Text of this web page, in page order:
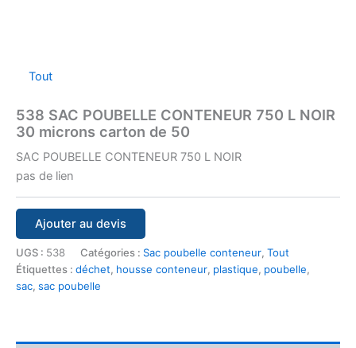
Tout
538 SAC POUBELLE CONTENEUR 750 L NOIR
30 microns carton de 50
SAC POUBELLE CONTENEUR 750 L NOIR
pas de lien
Ajouter au devis
UGS : 538 Catégories : Sac poubelle conteneur, Tout
Étiquettes : déchet, housse conteneur, plastique, poubelle,
sac, sac poubelle